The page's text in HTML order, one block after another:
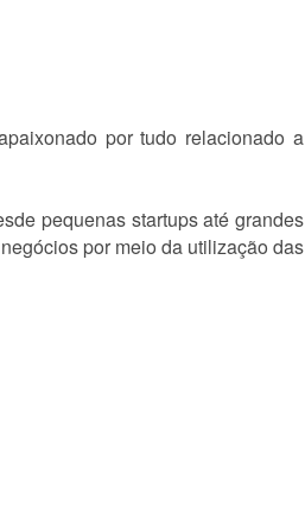
por tudo relacionado a
pequenas startups até grandes
por meio da utilização das